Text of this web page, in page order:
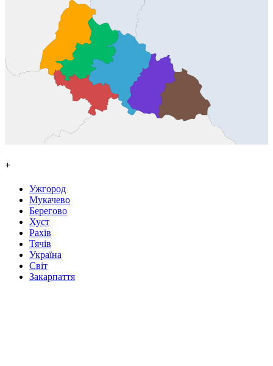
+
Ужгород
Мукачево
Берегово
Хуст
Рахів
Тячів
Україна
Світ
Закарпаття